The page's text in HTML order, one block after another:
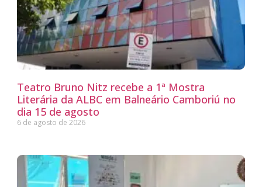
Teatro Bruno Nitz recebe a 1ª Mostra
Literária da ALBC em Balneário Camboriú no
dia 15 de agosto
6 de agosto de 2026